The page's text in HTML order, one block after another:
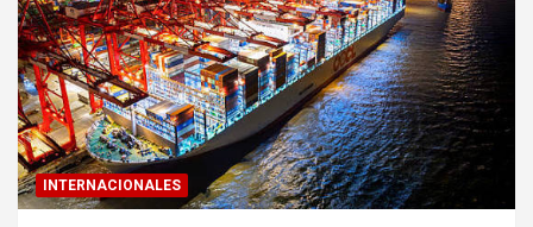
INTERNACIONALES